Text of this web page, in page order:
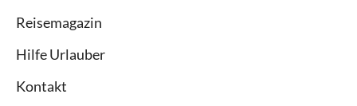
Reisemagazin
Hilfe Urlauber
Kontakt